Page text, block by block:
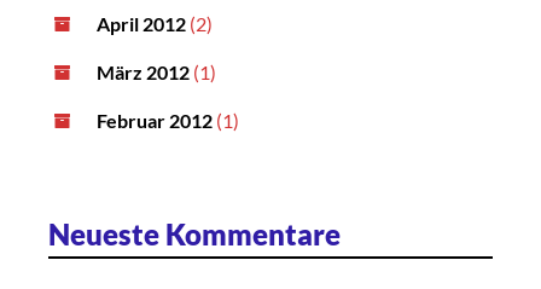
April 2012 (2)
März 2012 (1)
Februar 2012 (1)
Neueste Kommentare